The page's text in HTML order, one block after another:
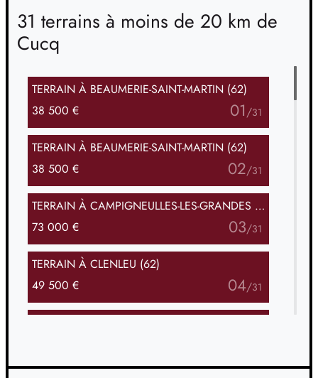
31 terrains à moins de 20 km de
Cucq
TERRAIN À BEAUMERIE-SAINT-MARTIN (62)
38 500 €
01/31
TERRAIN À BEAUMERIE-SAINT-MARTIN (62)
38 500 €
02/31
TERRAIN À CAMPIGNEULLES-LES-GRANDES (62)
73 000 €
03/31
TERRAIN À CLENLEU (62)
49 500 €
04/31